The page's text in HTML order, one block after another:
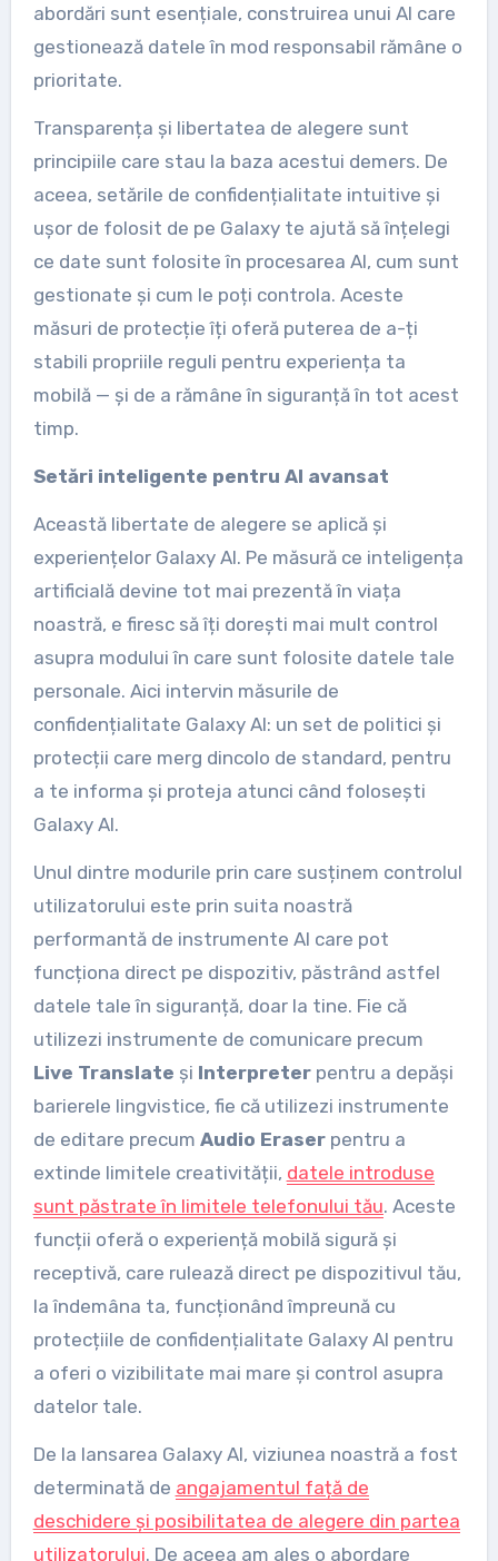
abordări sunt esențiale, construirea unui AI care
gestionează datele în mod responsabil rămâne o
prioritate.
Transparența și libertatea de alegere sunt
principiile care stau la baza acestui demers. De
aceea, setările de confidențialitate intuitive și
ușor de folosit de pe Galaxy te ajută să înțelegi
ce date sunt folosite în procesarea AI, cum sunt
gestionate și cum le poți controla. Aceste
măsuri de protecție îți oferă puterea de a-ți
stabili propriile reguli pentru experiența ta
mobilă — și de a rămâne în siguranță în tot acest
timp.
Setări inteligente pentru AI avansat
Această libertate de alegere se aplică și
experiențelor Galaxy AI. Pe măsură ce inteligența
artificială devine tot mai prezentă în viața
noastră, e firesc să îți dorești mai mult control
asupra modului în care sunt folosite datele tale
personale. Aici intervin măsurile de
confidențialitate Galaxy AI: un set de politici și
protecții care merg dincolo de standard, pentru
a te informa și proteja atunci când folosești
Galaxy AI.
Unul dintre modurile prin care susținem controlul
utilizatorului este prin suita noastră
performantă de instrumente AI care pot
funcționa direct pe dispozitiv, păstrând astfel
datele tale în siguranță, doar la tine. Fie că
utilizezi instrumente de comunicare precum
Live Translate și Interpreter pentru a depăși
barierele lingvistice, fie că utilizezi instrumente
de editare precum Audio Eraserpentru a
extinde limitele creativității, datele introduse
sunt păstrate în limitele telefonului tău. Aceste
funcții oferă o experiență mobilă sigură și
receptivă, care rulează direct pe dispozitivul tău,
la îndemâna ta, funcționând împreună cu
protecțiile de confidențialitate Galaxy AI pentru
a oferi o vizibilitate mai mare și control asupra
datelor tale.
De la lansarea Galaxy AI, viziunea noastră a fost
determinată de angajamentul față de
deschidere și posibilitatea de alegere din partea
utilizatorului. De aceea am ales o abordare